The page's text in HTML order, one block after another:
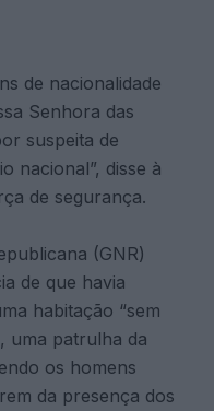
de nacionalidade
Senhora das
suspeita de
nacional”, disse à
de segurança.
(GNR)
de que havia
habitação “sem
uma patrulha da
os homens
da presença dos